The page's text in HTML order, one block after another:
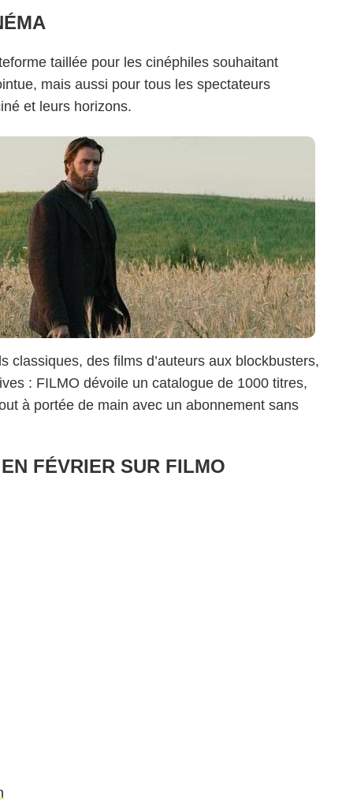
taillée pour les cinéphiles souhaitant
mais aussi pour tous les spectateurs
et leurs horizons.
classiques, des films d’auteurs aux blockbusters,
: FILMO dévoile un catalogue de 1000 titres,
à portée de main avec un abonnement sans
FÉVRIER SUR FILMO